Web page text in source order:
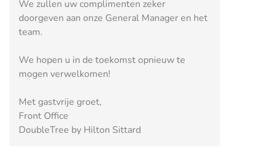
We zullen uw complimenten zeker
doorgeven aan onze General Manager en het
team.
We hopen u in de toekomst opnieuw te
mogen verwelkomen!
Met gastvrije groet,
Front Office
DoubleTree by Hilton Sittard